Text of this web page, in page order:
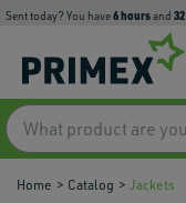
Sent today? You have6hoursand 32
Home Catalog Jackets